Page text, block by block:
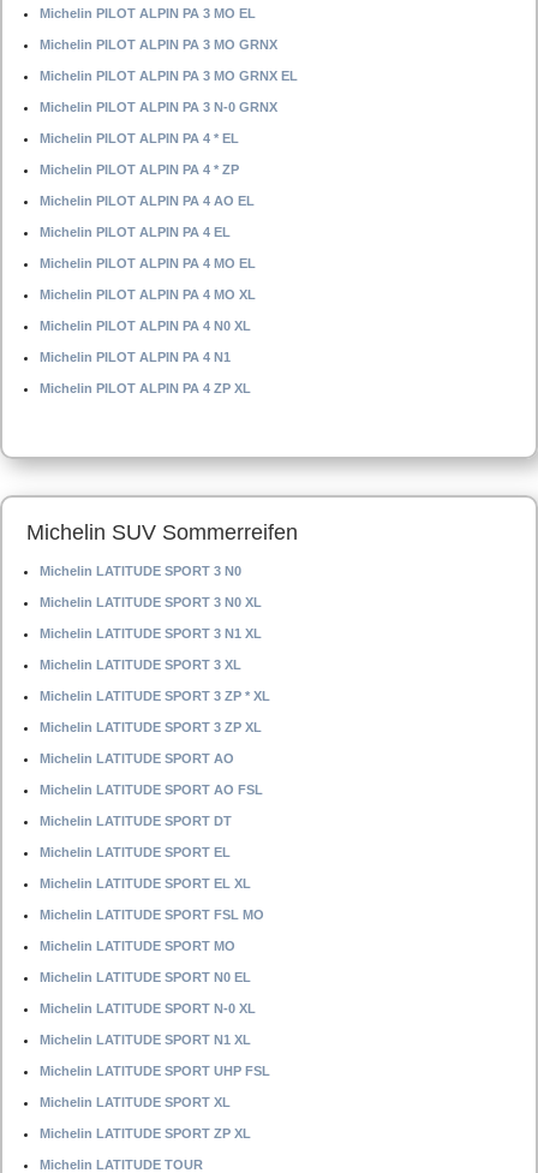
Michelin PILOT ALPIN PA 3 MO EL
Michelin PILOT ALPIN PA 3 MO GRNX
Michelin PILOT ALPIN PA 3 MO GRNX EL
Michelin PILOT ALPIN PA 3 N-0 GRNX
Michelin PILOT ALPIN PA 4 * EL
Michelin PILOT ALPIN PA 4 * ZP
Michelin PILOT ALPIN PA 4 AO EL
Michelin PILOT ALPIN PA 4 EL
Michelin PILOT ALPIN PA 4 MO EL
Michelin PILOT ALPIN PA 4 MO XL
Michelin PILOT ALPIN PA 4 N0 XL
Michelin PILOT ALPIN PA 4 N1
Michelin PILOT ALPIN PA 4 ZP XL
Michelin SUV Sommerreifen
Michelin LATITUDE SPORT 3 N0
Michelin LATITUDE SPORT 3 N0 XL
Michelin LATITUDE SPORT 3 N1 XL
Michelin LATITUDE SPORT 3 XL
Michelin LATITUDE SPORT 3 ZP * XL
Michelin LATITUDE SPORT 3 ZP XL
Michelin LATITUDE SPORT AO
Michelin LATITUDE SPORT AO FSL
Michelin LATITUDE SPORT DT
Michelin LATITUDE SPORT EL
Michelin LATITUDE SPORT EL XL
Michelin LATITUDE SPORT FSL MO
Michelin LATITUDE SPORT MO
Michelin LATITUDE SPORT N0 EL
Michelin LATITUDE SPORT N-0 XL
Michelin LATITUDE SPORT N1 XL
Michelin LATITUDE SPORT UHP FSL
Michelin LATITUDE SPORT XL
Michelin LATITUDE SPORT ZP XL
Michelin LATITUDE TOUR